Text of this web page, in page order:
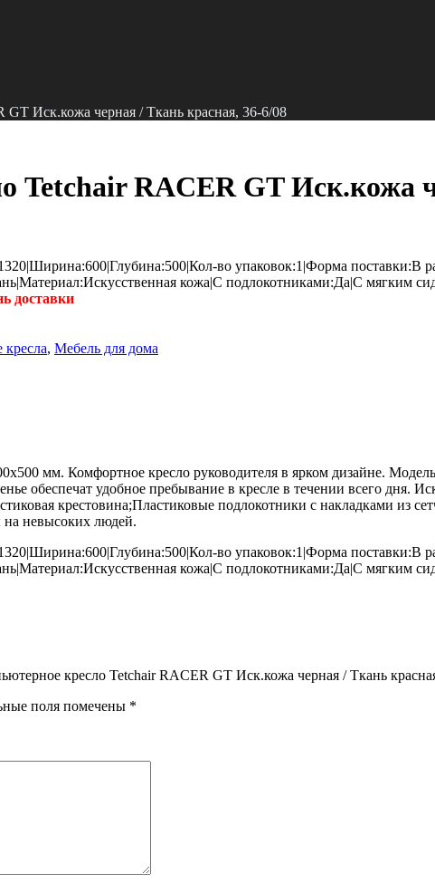
Иск.кожа черная / Ткань красная, 36-6/08
Tetchair RACER GT Иск.кожа
во упаковок:1|Форма поставки:В
кожа|С подлокотниками:Да|С мягким
доставки
, Мебель для дома
мм. Комфортное кресло руководителя в ярком дизайне.
обеспечат удобное пребывание в кресле в течении всего дня.
крестовина;Пластиковые подлокотники с накладками из
на невысоких людей.
во упаковок:1|Форма поставки:В
кожа|С подлокотниками:Да|С мягким
кресло Tetchair RACER GT Иск.кожа черная / Ткань
поля помечены *